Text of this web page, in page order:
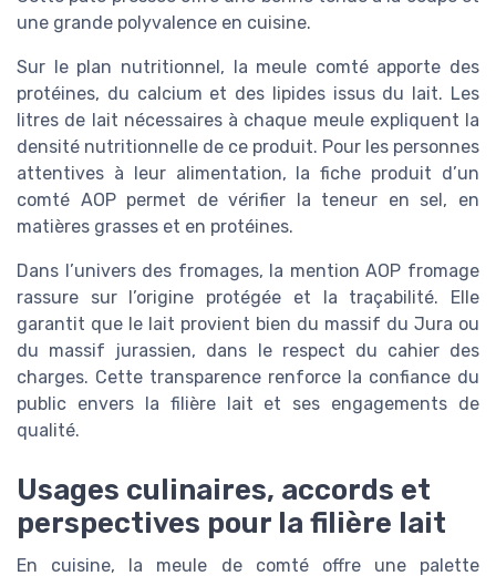
une grande polyvalence en cuisine.
Sur le plan nutritionnel, la meule comté apporte des
protéines, du calcium et des lipides issus du lait. Les
litres de lait nécessaires à chaque meule expliquent la
densité nutritionnelle de ce produit. Pour les personnes
attentives à leur alimentation, la fiche produit d’un
comté AOP permet de vérifier la teneur en sel, en
matières grasses et en protéines.
Dans l’univers des fromages, la mention AOP fromage
rassure sur l’origine protégée et la traçabilité. Elle
garantit que le lait provient bien du massif du Jura ou
du massif jurassien, dans le respect du cahier des
charges. Cette transparence renforce la confiance du
public envers la filière lait et ses engagements de
qualité.
Usages culinaires, accords et
perspectives pour la filière lait
En cuisine, la meule de comté offre une palette